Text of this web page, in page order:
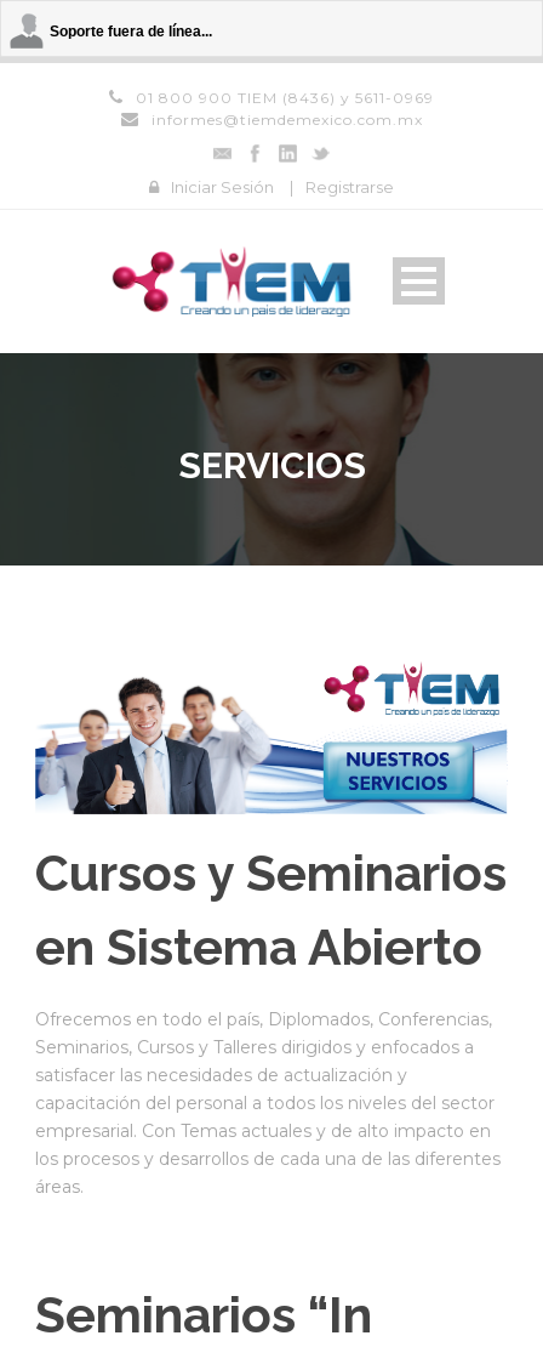
Soporte fuera de línea...
01 800 900 TIEM (8436) y 5611-0969
informes@tiemdemexico.com.mx
Iniciar Sesión | Registrarse
SERVICIOS
Cursos y Seminarios
en Sistema Abierto
Ofrecemos en todo el país, Diplomados, Conferencias,
Seminarios, Cursos y Talleres dirigidos y enfocados a
satisfacer las necesidades de actualización y
capacitación del personal a todos los niveles del sector
empresarial. Con Temas actuales y de alto impacto en
los procesos y desarrollos de cada una de las diferentes
áreas.
Seminarios “In